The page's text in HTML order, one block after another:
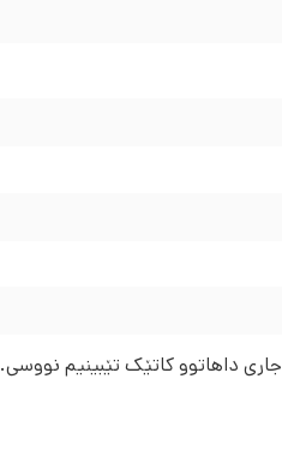
جاری داهاتوو کاتێک تێبینیم نووسی.